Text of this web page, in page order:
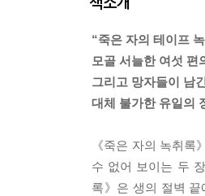
“죽은 자의 테이프
모골 서늘한 여섯 편
그리고 망자들이 남
대체 불가한 유일의
《죽은 자의 녹취
수 없어 보이는 두
록》은 생의 절벽